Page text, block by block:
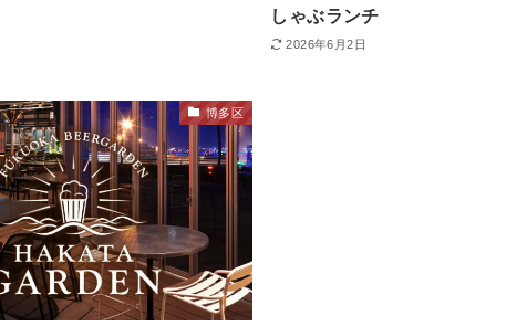
しゃぶランチ
2026年6月2日
博多区